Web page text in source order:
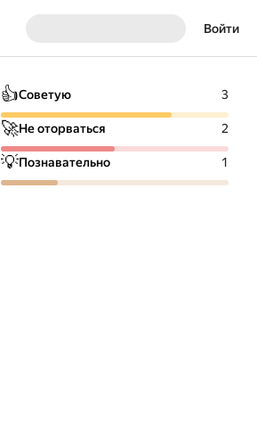
Войти
👍Советую 3
🚀Не оторваться 2
💡Познавательно 1